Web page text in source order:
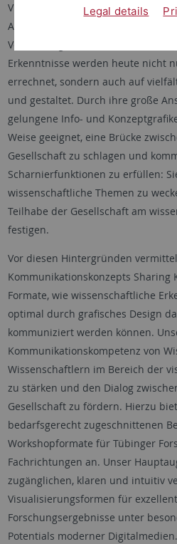
Visualisierungen wie Infografiken,
Abstracts
Vermittlung eine zunehmend
Erkenntnisse werden heute nicht
errechnet, sondern auch auf
und gestaltet. Durch ihre große
gelungene Info- und
Weise geeignet, eine Brücke
Gesellschaft zu schlagen und
Scharnierfunktionen zu erfüllen:
wissenschaftliche Themen zu
Teilhabe der Gesellschaft am
festigen.
Vor diesen Hintergründen
Kommunikationskonzepts Sharing
Formate, wie wissenschaftliche
optimal durch grafisches Design
kommuniziert werden können.
Kommunikationskompetenz von
Wissenschaftlern im Bereich der
zu stärken und den Dialog
Gesellschaft zu fördern. Hierzu
bedarfsgerecht zugeschnittenen
Workshopformate für Tübinger
Fachrichtungen an. Unser
zugänglichen, klaren und intuitiv
Visualisierungsformen für
Forschungsergebnisse unter
Potentials moderner Digitalmedien.
Legal details